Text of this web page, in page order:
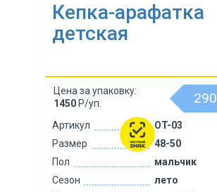
Кепка-арафатка
детская
Артикул
OT-03
Размер
48-50
Пол
мальчик
Сезон
лето
290
Цена за упаковку:
1450 Р/уп.